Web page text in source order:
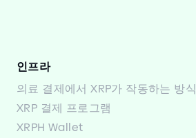
인프라
의료 결제에서 XRP가 작동하는 방식
XRP 결제 프로그램
XRPH Wallet